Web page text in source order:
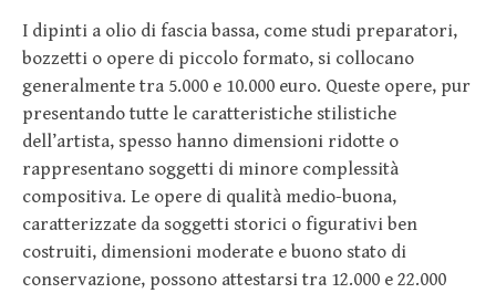
I dipinti a olio di fascia bassa, come studi preparatori,
bozzetti o opere di piccolo formato, si collocano
generalmente tra 5.000 e 10.000 euro. Queste opere, pur
presentando tutte le caratteristiche stilistiche
dell’artista, spesso hanno dimensioni ridotte o
rappresentano soggetti di minore complessità
compositiva. Le opere di qualità medio-buona,
caratterizzate da soggetti storici o figurativi ben
costruiti, dimensioni moderate e buono stato di
conservazione, possono attestarsi tra 12.000 e 22.000